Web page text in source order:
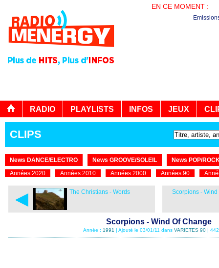
EN CE MOMENT :
RADIO PLAYLISTS INFOS JEUX
CLIPS
News DANCE/ELECTRO News GROOVE/SOLEIL
News POP/
Années 2020
Années 2010 Années 2000 Années 90
◄ The Christians - Words Scorpions -
Scorpions - Wind Of Change
Année : 1991 | Ajouté le 03/01/11 dans VARIETES 90 |